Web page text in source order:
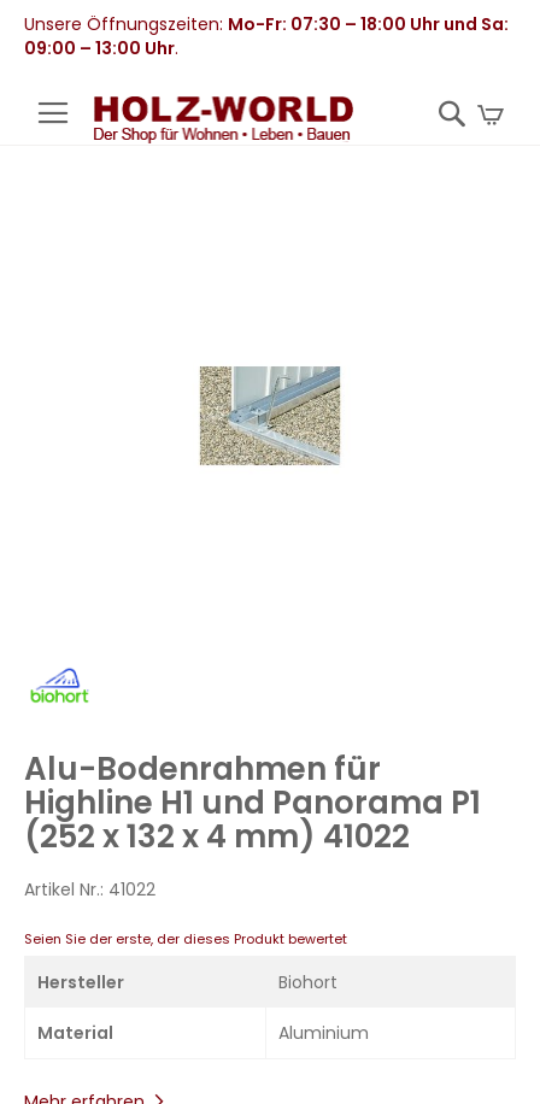
Unsere Öffnungszeiten: Mo-Fr: 07:30 – 18:00 Uhr und Sa:
09:00 – 13:00 Uhr.
Zum
Anfang
springen
Alu-Bodenrahmen für
Highline H1 und Panorama P1
(252 x 132 x 4 mm) 41022
Artikel Nr.: 41022
Seien Sie der erste, der dieses Produkt bewertet
Hersteller Biohort
Material Aluminium